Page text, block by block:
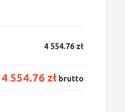
4 554.76 zł
4 554.76 zł brutto